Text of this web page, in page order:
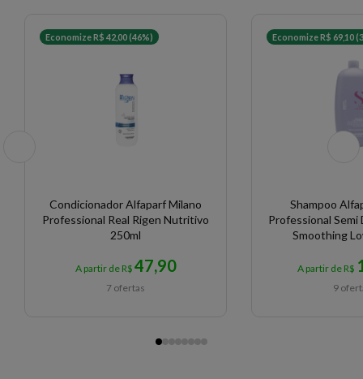
Economize R$ 42,00 (46%)
Condicionador Alfaparf Milano
Professional Real Rigen Nutritivo
250ml
A partir de R$ 47,90
7 ofertas
Economize R$ 69,10
Shampoo
Professional Semi
Smoothing
A partir de R$
9